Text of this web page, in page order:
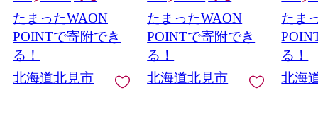
刺身 刺身 貝柱 海鮮丼
帆立貝柱 ホタテ )
【037-0016】
たまったWAON
POINTで寄附でき
る！
北海道北見市
ロ デザート 人気 小分
け 個包装 ふるさと納
税 )【008-0005】
たまったWAON
POINTで寄附でき
る！
北海道北見市
答 ギ
元 御
さと納
【094-
たま
る！
北海